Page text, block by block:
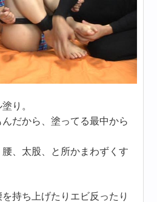
り。
だから、塗ってる最中から
、太股、と所かまわずくす
持ち上げたりエビ反ったり